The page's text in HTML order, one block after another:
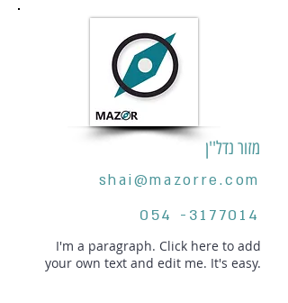
מזור נדל''ן
shai@mazorre.com
054 -3177014
I'm a paragraph. Click here to add
your own text and edit me. It's easy.